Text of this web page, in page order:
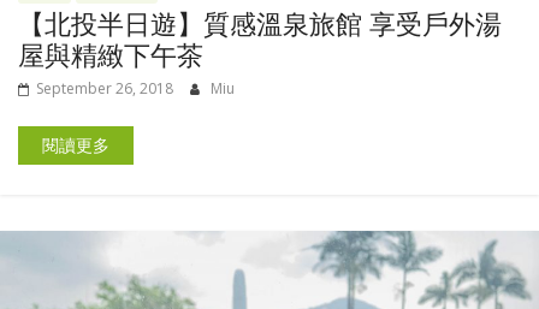
【北投半日遊】質感溫泉旅館 享受戶外湯
屋與精緻下午茶
September 26, 2018 Miu
閱讀更多